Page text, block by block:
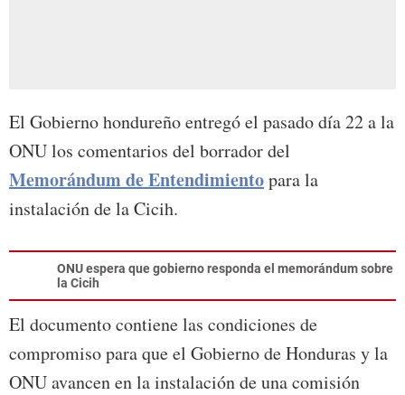
El Gobierno hondureño entregó el pasado día 22 a la
ONU los comentarios del borrador del
Memorándum de Entendimientopara la
instalación de la Cicih.
ONU espera que gobierno responda el memorándum sobre
la Cicih
El documento contiene las condiciones de
compromiso para que el Gobierno de Honduras y la
ONU avancen en la instalación de una comisión